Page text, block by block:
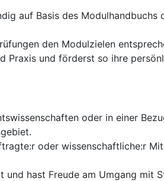
auf Basis des Modulhandbuchs
den Modulzielen
Praxis und förderst so ihre
oder in einer
oder wissenschaftliche:r
hast Freude am Umgang mit